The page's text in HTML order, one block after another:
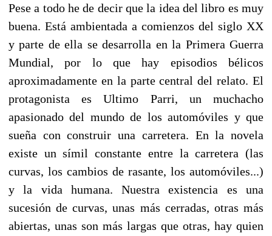
Pese a todo he de decir que la idea del libro es muy
buena. Está ambientada a comienzos del siglo XX
y parte de ella se desarrolla en la Primera Guerra
Mundial, por lo que hay episodios bélicos
aproximadamente en la parte central del relato. El
protagonista es Ultimo Parri, un muchacho
apasionado del mundo de los automóviles y que
sueña con construir una carretera. En la novela
existe un símil constante entre la carretera (las
curvas, los cambios de rasante, los automóviles...)
y la vida humana. Nuestra existencia es una
sucesión de curvas, unas más cerradas, otras más
abiertas, unas son más largas que otras, hay quien